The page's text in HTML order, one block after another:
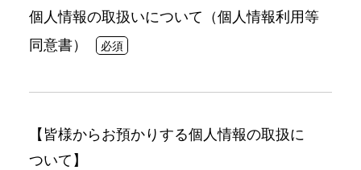
個人情報の取扱いについて（個人情報利用等
同意書）
【皆様からお預かりする個人情報の取扱に
ついて】